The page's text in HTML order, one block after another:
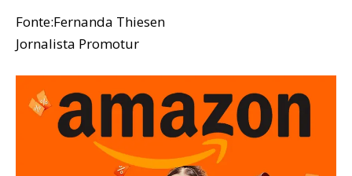
Fonte:Fernanda Thiesen
Jornalista Promotur